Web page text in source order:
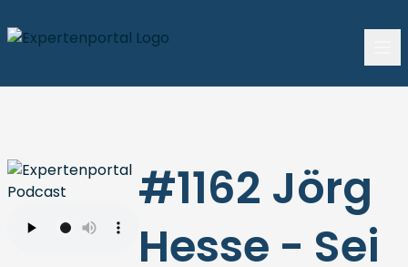
#1162 Jörg
Hesse - Sei